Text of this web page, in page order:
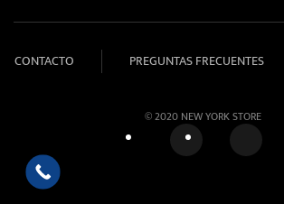
CONTACTO PREGUNTAS FRECUENTES
© 2020 NEW YORK STORE